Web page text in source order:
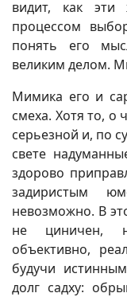
видит, как эти
процессом
понять его
великим делом.
Мимика его и
смеха. Хотя то, о
серьезной и, по
свете
здорово
задиристым
невозможно. В
не циничен,
объективно,
будучи
долг садху: